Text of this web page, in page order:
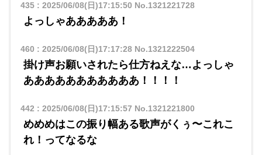
435: 2025/06/08(日)17:15:50 No.1321221728
よっしゃあああああ！
460 : 2025/06/08(日)17:17:28No.1321222504
掛け声お願いされたら仕方ねえな…よっしゃ
あああああああああああ！！！！
442 : 2025/06/08(日)17:15:57 No.1321221800
めめめはこの振り幅ある歌声がくぅ〜これこ
れ！ってなるな